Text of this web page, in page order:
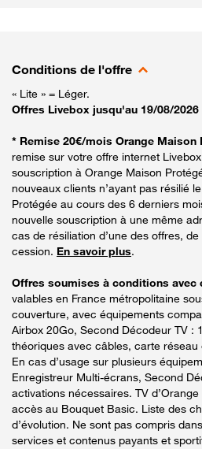
Conditions de l'offre
« Lite » = Léger.
Offres Livebox jusqu'au 19/08/2026
* Remise 20€/mois Orange Maison
remise sur votre offre internet
souscription à Orange Maison
nouveaux clients n’ayant pas résilié
Protégée au cours des 6 derniers
nouvelle souscription à une même
cas de résiliation d’une des offres,
cession. En savoir plus.
Offres soumises à conditions avec
valables en France métropolitaine
couverture, avec équipements
Airbox 20Go, Second Décodeur TV :
théoriques avec câbles, carte
En cas d’usage sur plusieurs
Enregistreur Multi-écrans, Second
activations nécessaires. TV
accès au Bouquet Basic. Liste des
d’évolution. Ne sont pas compris
services et contenus payants et